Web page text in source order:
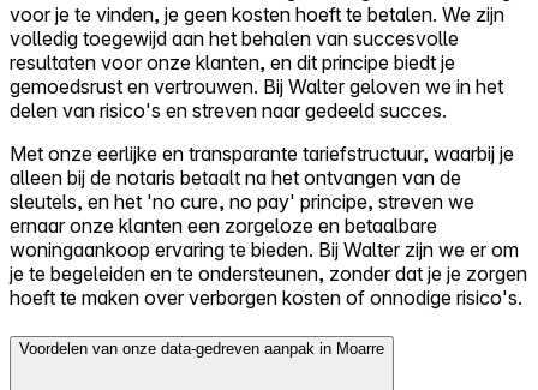
voor je te vinden, je geen kosten hoeft te betalen. We zijn
volledig toegewijd aan het behalen van succesvolle
resultaten voor onze klanten, en dit principe biedt je
gemoedsrust en vertrouwen. Bij Walter geloven we in het
delen van risico's en streven naar gedeeld succes.
Met onze eerlijke en transparante tariefstructuur, waarbij je
alleen bij de notaris betaalt na het ontvangen van de
sleutels, en het 'no cure, no pay' principe, streven we
ernaar onze klanten een zorgeloze en betaalbare
woningaankoop ervaring te bieden. Bij Walter zijn we er om
je te begeleiden en te ondersteunen, zonder dat je je zorgen
hoeft te maken over verborgen kosten of onnodige risico's.
Voordelen van onze data-gedreven aanpak in Moarre